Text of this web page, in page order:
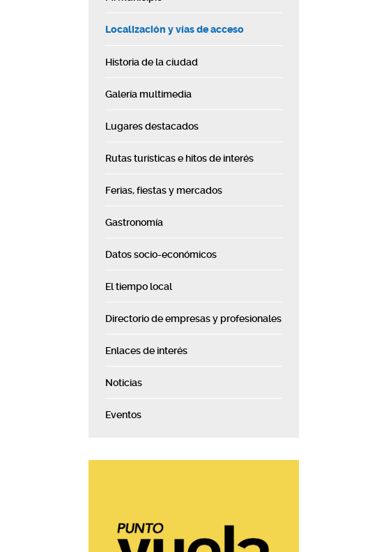
Localización y vías de acceso
Historia de la ciudad
Galería multimedia
Lugares destacados
Rutas turísticas e hitos de interés
Ferias, fiestas y mercados
Gastronomía
Datos socio-económicos
El tiempo local
Directorio de empresas y profesionales
Enlaces de interés
Noticias
Eventos